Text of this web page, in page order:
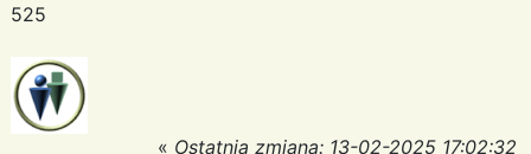
525
« Ostatnia zmiana: 13-02-2025 17:02:32